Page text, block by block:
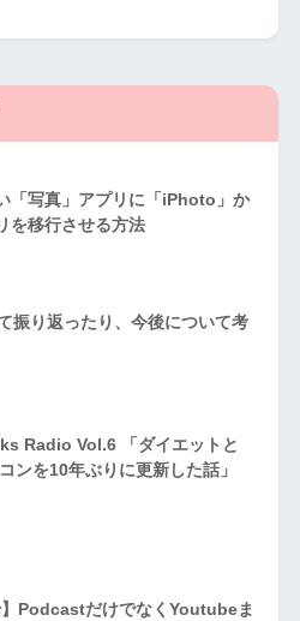
「写真」アプリに「iPhoto」か
を移行させる方法
振り返ったり、今後について考
Radio Vol.6 「ダイエットと
ンを10年ぶりに更新した話」
】PodcastだけでなくYoutubeま